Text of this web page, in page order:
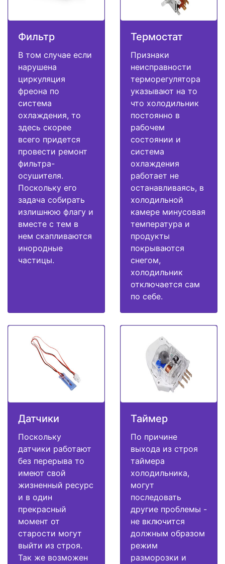
Фильтр
В том случае если
нарушена
циркуляция
фреона по
система
охлаждения, то
здесь скорее
всего придется
провести ремонт
фильтра-
осушителя.
Поскольку его
задача собирать
излишнюю флагу и
вместе с тем в
нем скапливаются
инородные
частицы.
Термостат
Признаки
неисправности
терморегулятора
указывают на то
что холодильник
постоянно в
рабочем
состоянии и
система
охлаждения
работает не
останавливаясь, в
холодильной
камере минусовая
температура и
продукты
покрываются
снегом,
холодильник
отключается сам
по себе.
Датчики
Поскольку
датчики работают
без перерыва то
имеют свой
жизненный ресурс
и в один
прекрасный
момент от
старости могут
выйти из строя.
Так же возможен
Таймер
По причине
выхода из строя
таймера
холодильника,
могут
последовать
другие проблемы -
не включится
должным образом
режим
разморозки и